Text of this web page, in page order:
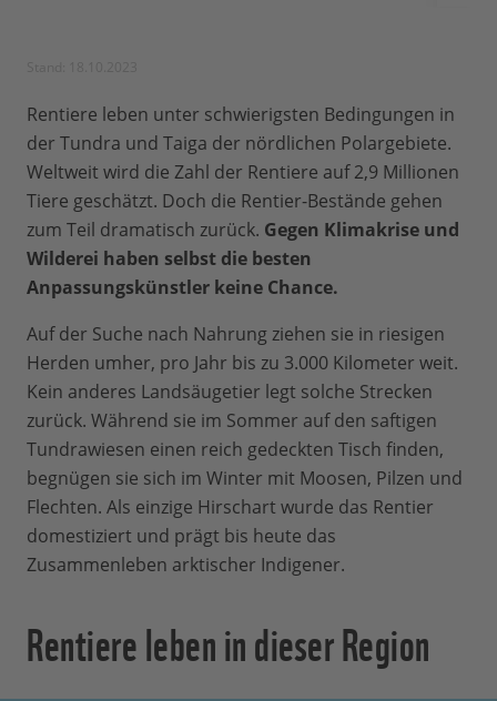
Rentiere leben unter schwierigsten Bedingungen in
der Tundra und Taiga der nördlichen Polargebiete.
Weltweit wird die Zahl der Rentiere auf 2,9 Millionen
Tiere geschätzt. Doch die Rentier-Bestände gehen
zum Teil dramatisch zurück. Gegen Klimakrise und
Wilderei haben selbst die besten
Anpassungskünstler keine Chance.
Auf der Suche nach Nahrung ziehen sie in riesigen
Herden umher, pro Jahr bis zu 3.000 Kilometer weit.
Kein anderes Landsäugetier legt solche Strecken
zurück. Während sie im Sommer auf den saftigen
Tundrawiesen einen reich gedeckten Tisch finden,
begnügen sie sich im Winter mit Moosen, Pilzen und
Flechten. Als einzige Hirschart wurde das Rentier
domestiziert und prägt bis heute das
Zusammenleben arktischer Indigener.
Rentiere leben in dieser Region